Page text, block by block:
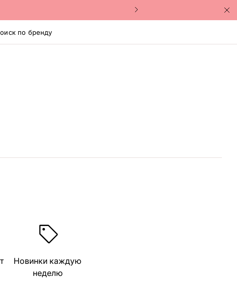
по бренду
Новинки каждую
неделю